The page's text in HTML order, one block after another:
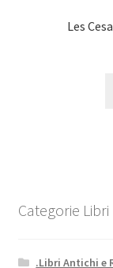
Les
Categorie Libri
.Libri Antichi e